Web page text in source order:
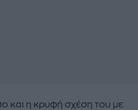
και η κρυφή σχέση του με